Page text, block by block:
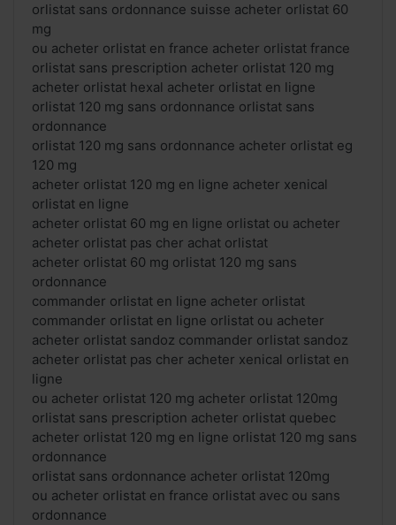
orlistat sans ordonnance suisse acheter orlistat 60
mg
ou acheter orlistat en france acheter orlistat france
orlistat sans prescription acheter orlistat 120 mg
acheter orlistat hexal acheter orlistat en ligne
orlistat 120 mg sans ordonnance orlistat sans
ordonnance
orlistat 120 mg sans ordonnance acheter orlistat eg
120 mg
acheter orlistat 120 mg en ligne acheter xenical
orlistat en ligne
acheter orlistat 60 mg en ligne orlistat ou acheter
acheter orlistat pas cher achat orlistat
acheter orlistat 60 mg orlistat 120 mg sans
ordonnance
commander orlistat en ligne acheter orlistat
commander orlistat en ligne orlistat ou acheter
acheter orlistat sandoz commander orlistat sandoz
acheter orlistat pas cher acheter xenical orlistat en
ligne
ou acheter orlistat 120 mg acheter orlistat 120mg
orlistat sans prescription acheter orlistat quebec
acheter orlistat 120 mg en ligne orlistat 120 mg sans
ordonnance
orlistat sans ordonnance acheter orlistat 120mg
ou acheter orlistat en france orlistat avec ou sans
ordonnance